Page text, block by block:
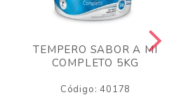
TEMPERO SABOR A MI
COMPLETO 5KG
Código: 40178